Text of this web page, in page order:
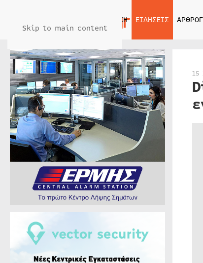
Skip to main content
ΑΡΧΙΚΗ ΕΙΔΗΣΕΙΣ
15